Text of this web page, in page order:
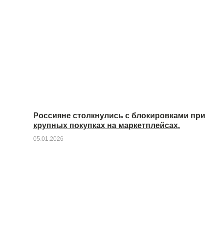
Россияне столкнулись с блокировками при
крупных покупках на маркетплейсах.
05.01.2026